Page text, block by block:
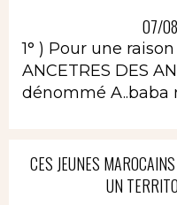
07/
1° ) Pour une
ANCETRES DES
dénommé A..baba
CES JEUNES
UN